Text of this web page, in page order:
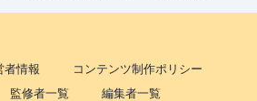
者情報
コンテンツ制作ポリシー
監修者一覧
編集者一覧